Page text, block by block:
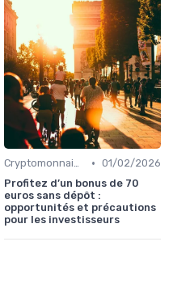
Cryptomonnaies • 01/02/2026
Profitez d’un bonus de 70
euros sans dépôt :
opportunités et précautions
pour les investisseurs